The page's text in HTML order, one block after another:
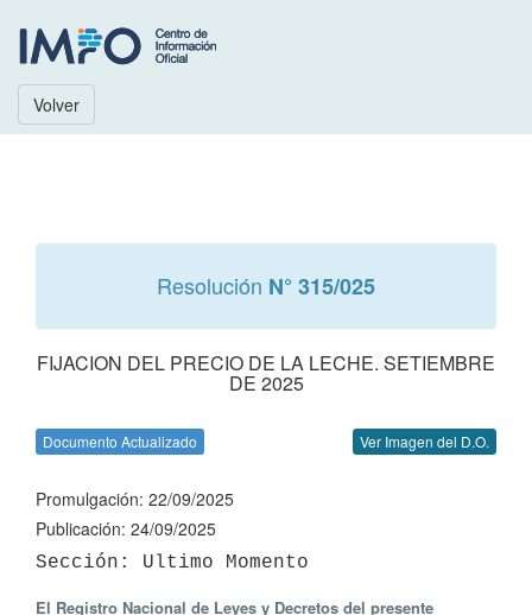
Volver
Resolución N° 315/025
FIJACION DEL PRECIO DE LA LECHE. SETIEMBRE
DE 2025
Documento Actualizado Ver Imagen del D.O.
Promulgación: 22/09/2025
Publicación: 24/09/2025
El Registro Nacional de Leyes y Decretos del presente